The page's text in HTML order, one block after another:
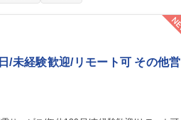
/未経験歓迎/リモート可 その他営